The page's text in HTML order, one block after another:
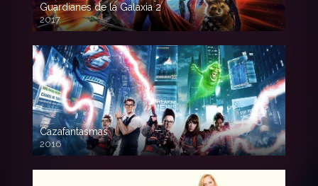
Guardianes de la Galaxia 2
2017
720p HD
Cazafantasmas
2016
720p HD